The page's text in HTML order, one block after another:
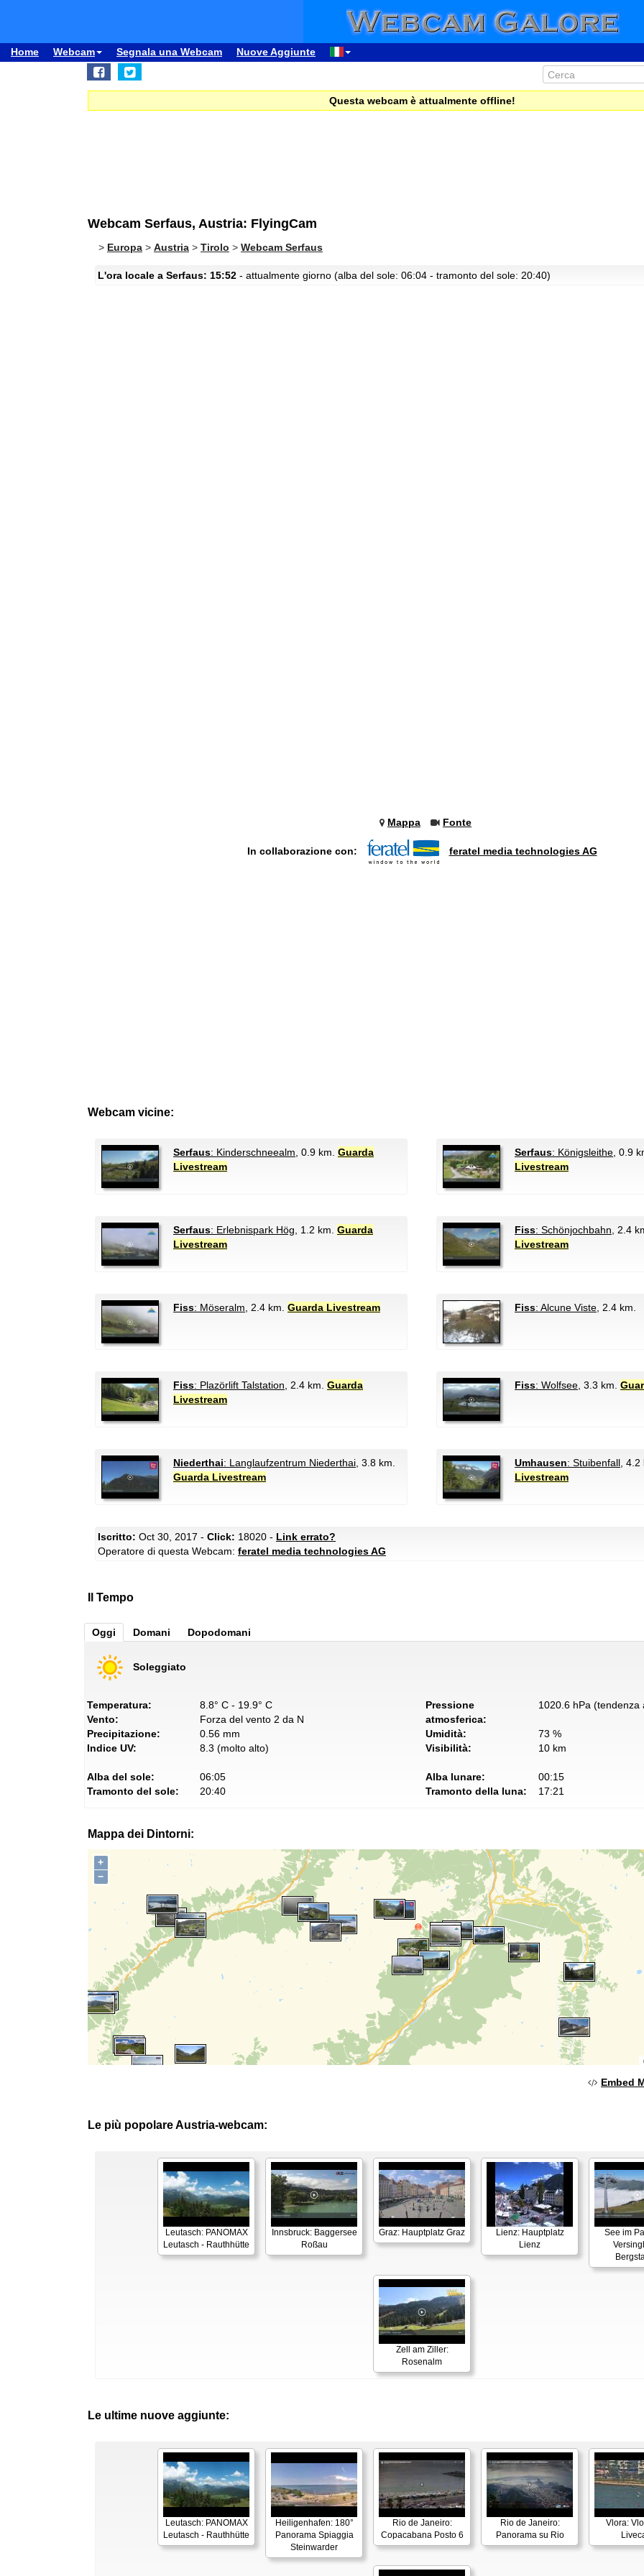
Home Webcam Segnala una Webcam Nuove Aggiunte
Questa webcam è attualmente offline!
Webcam Serfaus, Austria: FlyingCam
> Europa > Austria > Tirolo > Webcam Serfaus
L'ora locale a Serfaus: 15:52 - attualmente giorno (alba del sole: 06:04 - tramonto del sole: 20:40)
Mappa Fonte
In collaborazione con: feratel media technologies AG
Webcam vicine:
Serfaus: Kinderschneealm , 0.9 km. Guarda
Livestream
Serfaus: Königsleithe , 0.9
Livestream
Serfaus: Erlebnispark Hög , 1.2 km. Guarda
Livestream
Fiss: Schönjochbahn , 2.4
Livestream
Fiss: Möseralm , 2.4 km. Guarda Livestream Fiss: Alcune Viste , 2.4 km.
Fiss: Plazörlift Talstation , 2.4 km. Guarda
Livestream
Fiss: Wolfsee , 3.3 km.
Niederthai: Langlaufzentrum Niederthai , 3.8 km.
Guarda Livestream
Umhausen: Stuibenfall , 4.2
Livestream
Iscritto: Oct 30, 2017 - Click: 18020 - Link errato?
Operatore di questa Webcam: feratel media technologies AG
Il Tempo
Oggi Domani Dopodomani
Soleggiato
Temperatura:
8.8° C - 19.9° C
Vento:
Forza del vento 2 da N
Precipitazione:
0.56 mm
Indice UV:
8.3 (molto alto)
Pressione
atmosferica:
1020.6 hPa (tendenza
Umidità:
73 %
Visibilità:
10 km
Alba del sole:
06:05
Tramonto del sole:
20:40
Alba lunare:
00:15
Tramonto della luna:
17:21
Mappa dei Dintorni:
+
−
Embed
Le più popolare Austria-webcam:
Leutasch: PANOMAX
Leutasch - Rauthhütte
Innsbruck: Baggersee
Roßau
Graz: Hauptplatz Graz
Lienz: Hauptplatz
Lienz
See im
Zell am Ziller:
Rosenalm
Le ultime nuove aggiunte:
Leutasch: PANOMAX
Leutasch - Rauthhütte
Heiligenhafen: 180°
Panorama Spiaggia
Steinwarder
Rio de Janeiro:
Copacabana Posto 6
Rio de Janeiro:
Panorama su Rio
Vlora: